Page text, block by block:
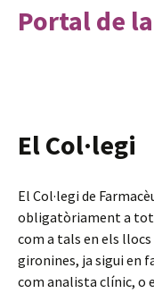
Portal de
El Col·legi
El Col·legi de
obligatòriament a
com a tals en els
gironines, ja sigui en
com analista clínic, o